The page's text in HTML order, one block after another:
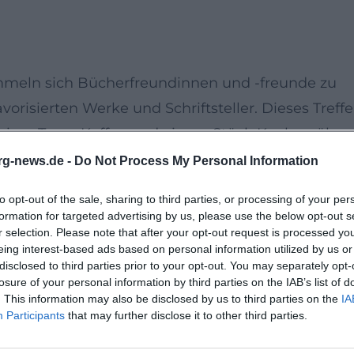
news.de - Do Not Process My Personal Information
opt-out of the sale, sharing to third parties, or processing of your
for targeted advertising by us, please use the below opt-out
selection. Please note that after your opt-out request is processed
interest-based ads based on personal information utilized by us
to third parties prior to your opt-out. You may separately
of your personal information by third parties on the IAB’s list of
This information may also be disclosed by us to third parties on the
Participants that may further disclose it to other third parties.
sich Bücherfreundinnen und -freunde zu
Werke und Schriftsteller. Dieses
Tasse Kaffee und einem Stück Kuchen über
Gestaltung dieses Formats erlaubt es den
die sie gerade fasziniert haben oder die
können die Anwesenden in lockerer
inspirieren lassen. Ein fesselnder Nachmittag
gemeinsamen Leseerlebnis liegt. Auch ohne
der Eintritt ist frei. Lassen Sie sich von der
zu bieten hat.